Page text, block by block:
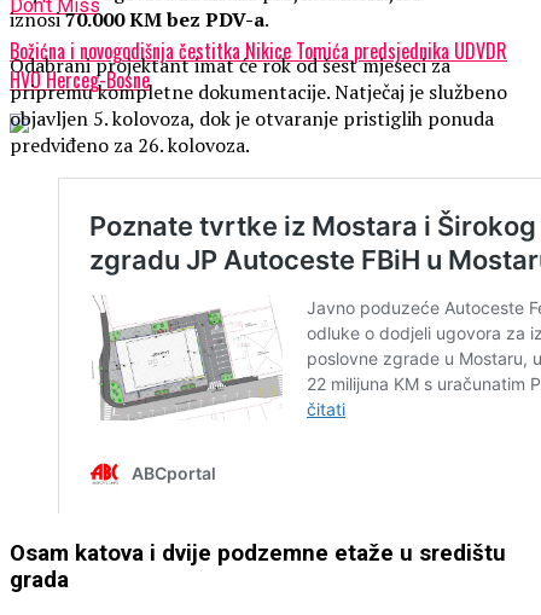
Don't Miss
Božićna i novogodišnja čestitka Nikice Tomića predsjednika UDVDR
HVO Herceg-Bosne
iznosi70.000 KM bez PDV-a.
Odabrani projektant imat će rok od šest mjeseci za
pripremu kompletne dokumentacije. Natječaj je službeno
objavljen 5. kolovoza, dok je otvaranje pristiglih ponuda
predviđeno za 26. kolovoza.
Osam katova i dvije podzemne etaže u središtu
grada